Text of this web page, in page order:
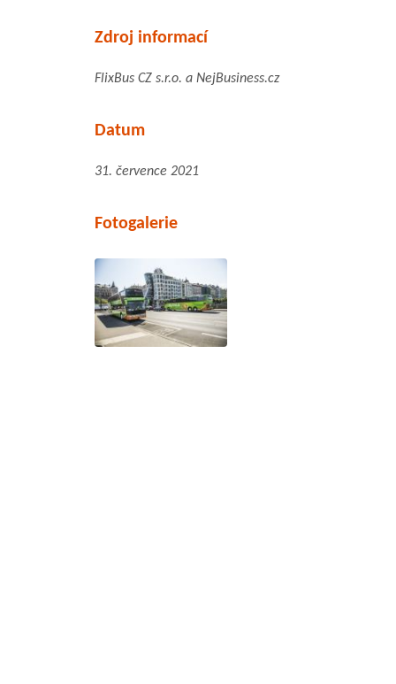
Zdroj informací
FlixBus CZ s.r.o. a NejBusiness.cz
Datum
31. července 2021
Fotogalerie